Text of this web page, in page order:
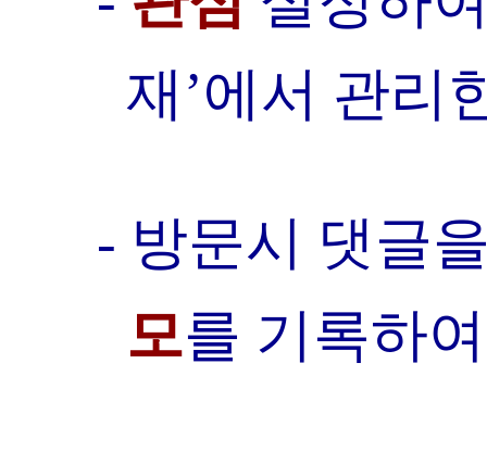
재’에서 관리
- 방문시 댓글
모를 기록하